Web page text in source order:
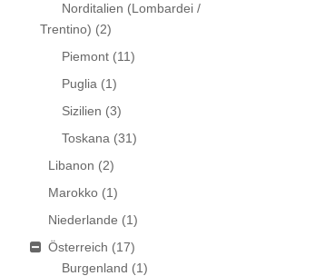
Norditalien (Lombardei /
Trentino) (2)
Piemont (11)
Puglia (1)
Sizilien (3)
Toskana (31)
Libanon (2)
Marokko (1)
Niederlande (1)
Österreich (17)
Burgenland (1)